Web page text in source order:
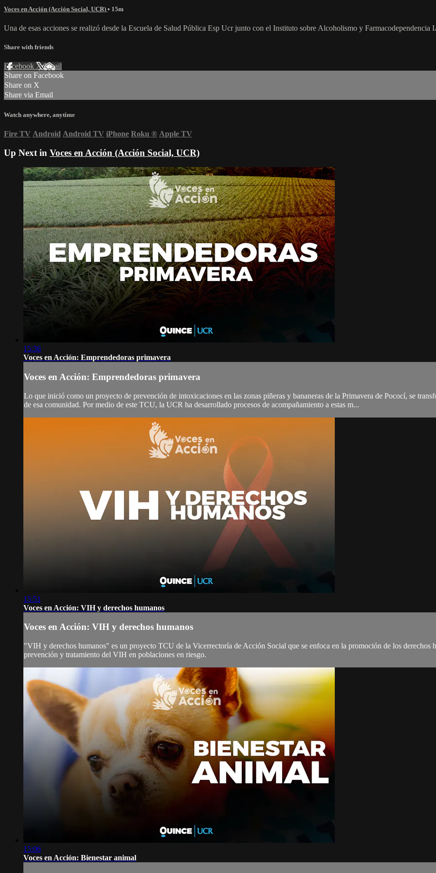
Voces en Acción (Acción Social, UCR) • 15m
Una de esas acciones se realizó desde la Escuela de Salud Pública Esp Ucr junto con el Instituto sobre Alcoholismo y
Share with friends
Facebook XEmail
Share on Facebook
Share on X
Share via Email
Watch anywhere, anytime
Fire TV Android Android TV iPhone Roku ® Apple TV
Up Next in Voces en Acción (Acción Social, UCR)
15:36
Voces en Acción: Emprendedoras primavera
Voces en Acción: Emprendedoras primavera
Lo que inició como un proyecto de prevención de intoxicaciones en las zonas piñeras y bananeras de la Primavera de Pococí, se
de esa comunidad. Por medio de este TCU, la UCR ha desarrollado procesos de acompañamiento a estas m...
15:51
Voces en Acción: VIH y derechos humanos
Voces en Acción: VIH y derechos humanos
"VIH y derechos humanos" es un proyecto TCU de la Vicerrectoría de Acción Social que se enfoca en la promoción de los derechos
prevención y tratamiento del VIH en poblaciones en riesgo.
15:06
Voces en Acción: Bienestar animal